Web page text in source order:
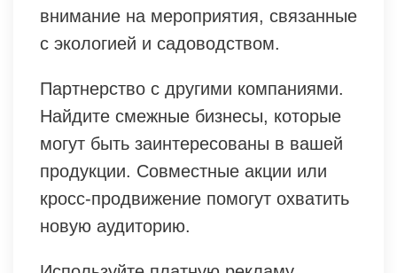
внимание на мероприятия, связанные
с экологией и садоводством.
Партнерство с другими компаниями.
Найдите смежные бизнесы, которые
могут быть заинтересованы в вашей
продукции. Совместные акции или
кросс-продвижение помогут охватить
новую аудиторию.